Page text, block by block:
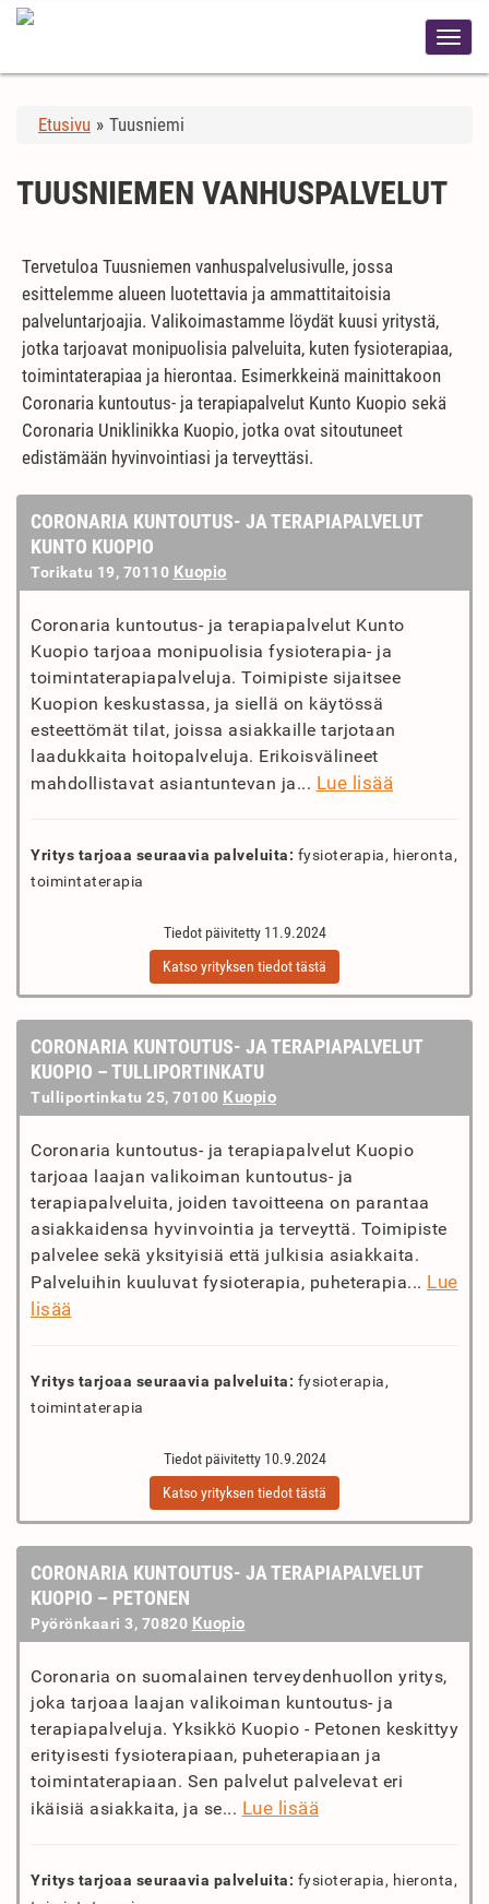
Etusivu » Tuusniemi
TUUSNIEMEN VANHUSPALVELUT
Tervetuloa Tuusniemen vanhuspalvelusivulle, jossa
esittelemme alueen luotettavia ja ammattitaitoisia
palveluntarjoajia. Valikoimastamme löydät kuusi yritystä,
jotka tarjoavat monipuolisia palveluita, kuten fysioterapiaa,
toimintaterapiaa ja hierontaa. Esimerkkeinä mainittakoon
Coronaria kuntoutus- ja terapiapalvelut Kunto Kuopio sekä
Coronaria Uniklinikka Kuopio, jotka ovat sitoutuneet
edistämään hyvinvointiasi ja terveyttäsi.
CORONARIA KUNTOUTUS- JA TERAPIAPALVELUT
KUNTO KUOPIO
Torikatu 19, 70110 Kuopio
Coronaria kuntoutus- ja terapiapalvelut Kunto
Kuopio tarjoaa monipuolisia fysioterapia- ja
toimintaterapiapalveluja. Toimipiste sijaitsee
Kuopion keskustassa, ja siellä on käytössä
esteettömät tilat, joissa asiakkaille tarjotaan
laadukkaita hoitopalveluja. Erikoisvälineet
mahdollistavat asiantuntevan ja... Lue lisää
Yritys tarjoaa seuraavia palveluita: fysioterapia, hieronta,
toimintaterapia
Tiedot päivitetty 11.9.2024
Katso yrityksen tiedot tästä
CORONARIA KUNTOUTUS- JA TERAPIAPALVELUT
KUOPIO – TULLIPORTINKATU
Tulliportinkatu 25, 70100 Kuopio
Coronaria kuntoutus- ja terapiapalvelut Kuopio
tarjoaa laajan valikoiman kuntoutus- ja
terapiapalveluita, joiden tavoitteena on parantaa
asiakkaidensa hyvinvointia ja terveyttä. Toimipiste
palvelee sekä yksityisiä että julkisia asiakkaita.
Palveluihin kuuluvat fysioterapia, puheterapia... Lue
lisää
Yritys tarjoaa seuraavia palveluita: fysioterapia,
toimintaterapia
Tiedot päivitetty 10.9.2024
Katso yrityksen tiedot tästä
CORONARIA KUNTOUTUS- JA TERAPIAPALVELUT
KUOPIO – PETONEN
Pyörönkaari 3, 70820 Kuopio
Coronaria on suomalainen terveydenhuollon yritys,
joka tarjoaa laajan valikoiman kuntoutus- ja
terapiapalveluja. Yksikkö Kuopio - Petonen keskittyy
erityisesti fysioterapiaan, puheterapiaan ja
toimintaterapiaan. Sen palvelut palvelevat eri
ikäisiä asiakkaita, ja se... Lue lisää
Yritys tarjoaa seuraavia palveluita: fysioterapia, hieronta,